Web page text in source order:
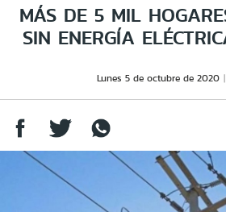
MÁS DE 5 MIL
SIN ENERGÍA
Lunes 5 de octubre de 2020